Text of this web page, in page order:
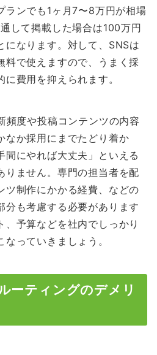
ランでも1ヶ月7〜8万円が相場
して掲載した場合は100万円
になります。対して、SNSは
料で使えますので、うまく採
費用を抑えられます。
頻度や投稿コンテンツの内容
なか採用にまでたどり着か
間にやれば大丈夫」といえる
りません。専門の担当者を配
ツ制作にかかる経費、などの
分も考慮する必要があります
予算などを社内でしっかり
っていきましょう。
ーティングのデメリ